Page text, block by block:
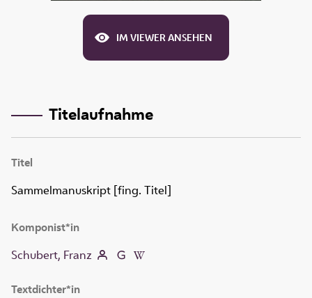
IM VIEWER ANSEHEN
Titelaufnahme
Titel
Sammelmanuskript [fing. Titel]
Komponist*in
Schubert, Franz
Textdichter*in